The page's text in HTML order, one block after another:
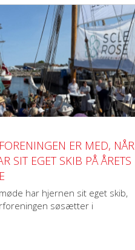
ER MED, NÅR
SIT EGET SKIB PÅ ÅRETS
har hjernen sit eget skib,
søsætter i